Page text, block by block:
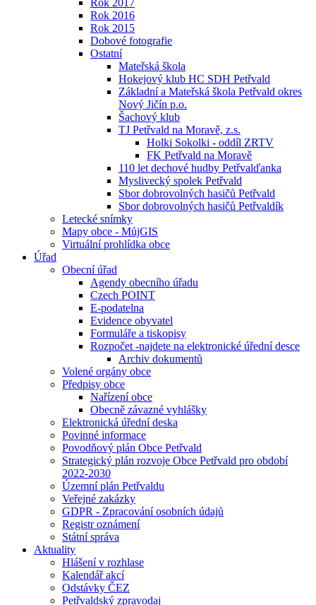
Rok 2017
Rok 2016
Rok 2015
Dobové fotografie
Ostatní
Mateřská škola
Hokejový klub HC SDH Petřvald
Základní a Mateřská škola Petřvald okres
Nový Jičín p.o.
Šachový klub
TJ Petřvald na Moravě, z.s.
Holki Sokolki - oddíl ZRTV
FK Petřvald na Moravě
110 let dechové hudby Petřvalďanka
Myslivecký spolek Petřvald
Sbor dobrovolných hasičů Petřvald
Sbor dobrovolných hasičů Petřvaldík
Letecké snímky
Mapy obce - MůjGIS
Virtuální prohlídka obce
Úřad
Obecní úřad
Agendy obecního úřadu
Czech POINT
E-podatelna
Evidence obyvatel
Formuláře a tiskopisy
Rozpočet -najdete na elektronické úřední desce
Archiv dokumentů
Volené orgány obce
Předpisy obce
Nařízení obce
Obecně závazné vyhlášky
Elektronická úřední deska
Povinné informace
Povodňový plán Obce Petřvald
Strategický plán rozvoje Obce Petřvald pro období
2022-2030
Územní plán Petřvaldu
Veřejné zakázky
GDPR - Zpracování osobních údajů
Registr oznámení
Státní správa
Aktuality
Hlášení v rozhlase
Kalendář akcí
Odstávky ČEZ
Petřvaldský zpravodaj